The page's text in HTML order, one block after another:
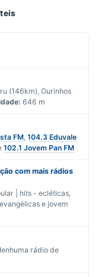
(146km), Ourinhos
646 m
FM, 104.3 Eduvale
102.1 Jovem Pan FM
com mais rádios
| hits - ecléticas,
e jovem
rádio de